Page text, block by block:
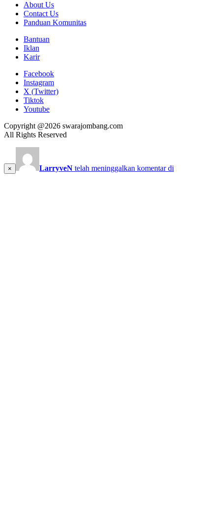
About Us
Contact Us
Panduan Komunitas
Bantuan
Iklan
Karir
Facebook
Instagram
X (Twitter)
Tiktok
Youtube
Copyright @2026 swarajombang.com
All Rights Reserved
× LarryveN telah meninggalkan komentar di